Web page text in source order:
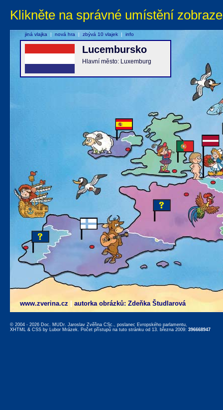
Klikněte na správné umístění
www.zverina.cz autorka obrázků: Zdeňka Študlarová
Lucembursko
Hlavní město: Luxemburg
jiná vlajka | nová hra | zbývá 10 vlajek | info
© 2004 - 2026 Doc. MUDr. Jaroslav Zvěřina CSc., poslanec Evropského parlamentu,
XHTML & CSS by Lubor Mrázek. Počet přístupů na tuto stránku od 13. března 2009: 396668947